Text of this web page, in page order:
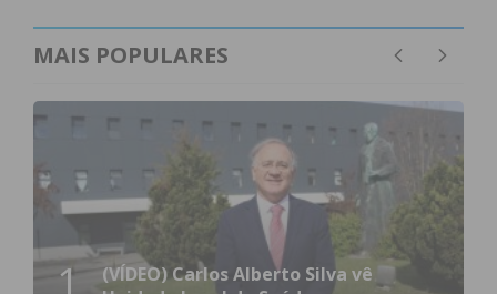
MAIS POPULARES
1
(VÍDEO) Carlos Alberto Silva vê